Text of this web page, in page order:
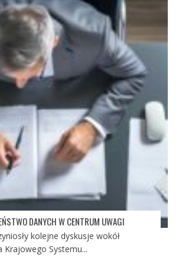
DANYCH W CENTRUM UWAGI
kolejne dyskusje wokół
Systemu...